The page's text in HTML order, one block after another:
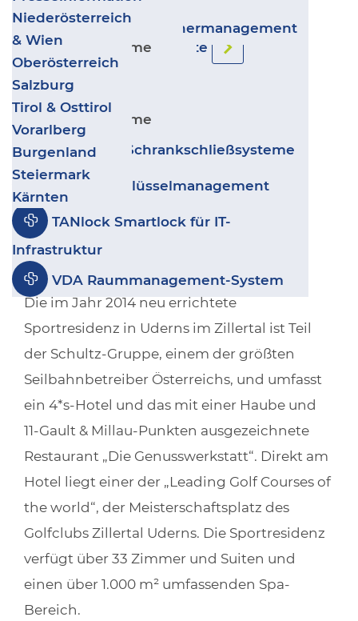
Transport & Logistik
Gewerbe & Industrie
Wohnbau
Kultur, Sport & Freizeit
Geschäfte & Handel
Coworking & Coliving
Salto IDM - Besuchermanagement
Zurück
Sicherheitssysteme
disecca
Video-Türsprechanlagen
Ergänzende Produkte
Zurück
Sicherheitssysteme
GANTNER Schrankschließsysteme
deister Schlüsselmanagement
TANlock Smartlock für IT-
Infrastruktur
VDA Raummanagement-System
Niederösterreich
& Wien
Oberösterreich
Salzburg
Tirol & Osttirol
Vorarlberg
Burgenland
Steiermark
Kärnten
Objektart/Nutzung:
Hotellerie &
Gastronomie
Gewerke:Elektronischer Zutritt
Projektart: Neubau
6271 Uderns im Zillertal, Golfstraße 1
Web:www.sportresidenz.at
Rahmenbedingungen:
Die im Jahr 2014 neu errichtete
Sportresidenz in Uderns im Zillertal ist Teil
der Schultz-Gruppe, einem der größten
Seilbahnbetreiber Österreichs, und umfasst
ein 4*s-Hotel und das mit einer Haube und
11-Gault & Millau-Punkten ausgezeichnete
Restaurant „Die Genusswerkstatt“. Direkt am
Hotel liegt einer der „Leading Golf Courses of
the world“, der Meisterschaftsplatz des
Golfclubs Zillertal Uderns. Die Sportresidenz
verfügt über 33 Zimmer und Suiten und
einen über 1.000 m² umfassenden Spa-
Bereich.